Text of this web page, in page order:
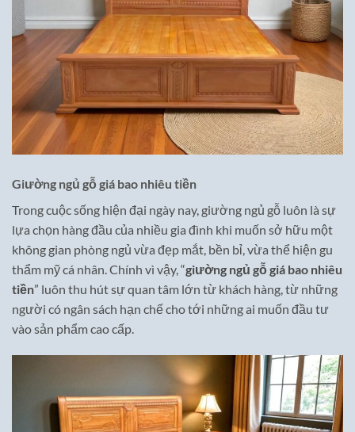
Giường ngủ gỗ giá bao nhiêu tiền
Trong cuộc sống hiện đại ngày nay, giường ngủ gỗ luôn là sự
lựa chọn hàng đầu của nhiều gia đình khi muốn sở hữu một
không gian phòng ngủ vừa đẹp mắt, bền bỉ, vừa thể hiện gu
thẩm mỹ cá nhân. Chính vì vậy, “giường ngủ gỗ giá bao nhiêu
tiền” luôn thu hút sự quan tâm lớn từ khách hàng, từ những
người có ngân sách hạn chế cho tới những ai muốn đầu tư
vào sản phẩm cao cấp.